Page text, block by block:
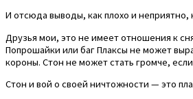
И отсюда выводы, как плохо и неприятно,
Друзья мои, это не имеет отношения к
Попрошайки или баг Плаксы не может
короны. Стон не может стать громче,
Стон и вой о своей ничтожности — это